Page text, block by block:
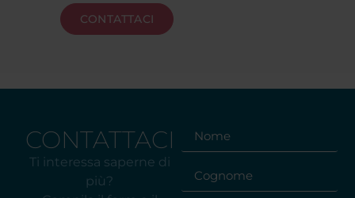
CONTATTACI
CONTATTACI
Ti interessa saperne di
più?